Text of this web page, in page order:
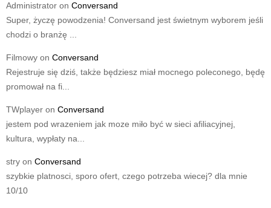
Administrator on Conversand
Super, życzę powodzenia! Conversand jest świetnym wyborem jeśli
chodzi o branżę ...
Filmowy on Conversand
Rejestruje się dziś, także będziesz miał mocnego poleconego, będę
promował na fi...
TWplayer on Conversand
jestem pod wrazeniem jak moze miło być w sieci afiliacyjnej,
kultura, wypłaty na...
stry on Conversand
szybkie platnosci, sporo ofert, czego potrzeba wiecej? dla mnie
10/10